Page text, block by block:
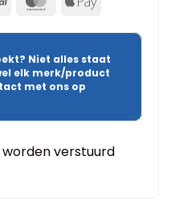
Niet alles staat
elk merk/product
met ons op
verstuurd